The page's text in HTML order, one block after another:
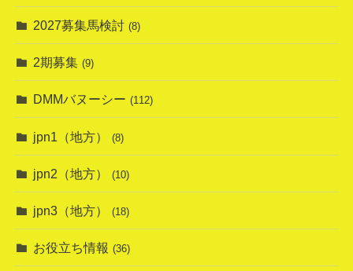
2027募集馬検討 (8)
2期募集 (9)
DMMバヌーシー (112)
jpn1（地方） (8)
jpn2（地方） (10)
jpn3（地方） (18)
お役立ち情報 (36)